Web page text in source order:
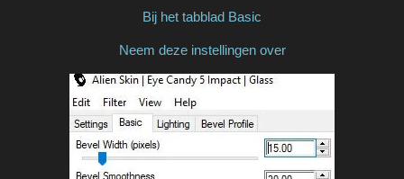
Bij het tabblad Basic
Neem deze instellingen over